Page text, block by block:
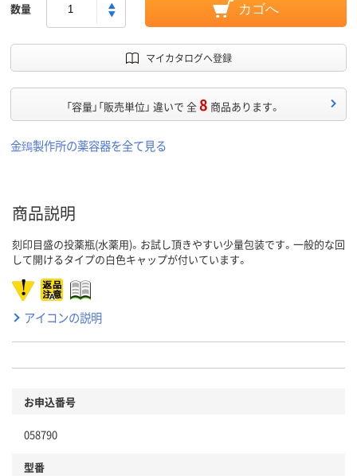
数量 カゴへ
マイカタログへ登録
「容量」「販売単位」 違いで 全8 商品あります。
金鵄製作所の薬容器を全て見る
商品説明
刻印目盛の投薬瓶(水薬用)。お試し頂きやすい少量包装です。一般的な回
して開けるタイプの白色キャップが付いています。
アイコンの説明
お申込番号
058790
型番